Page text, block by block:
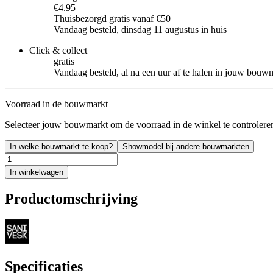
€4.95
Thuisbezorgd gratis vanaf €50
Vandaag besteld, dinsdag 11 augustus in huis
Click & collect
gratis
Vandaag besteld, al na een uur af te halen in jouw
Voorraad in de bouwmarkt
Selecteer jouw bouwmarkt om de voorraad in de winkel te
In welke bouwmarkt te koop? Showmodel bij andere bouwmarkten
In winkelwagen
Productomschrijving
Specificaties